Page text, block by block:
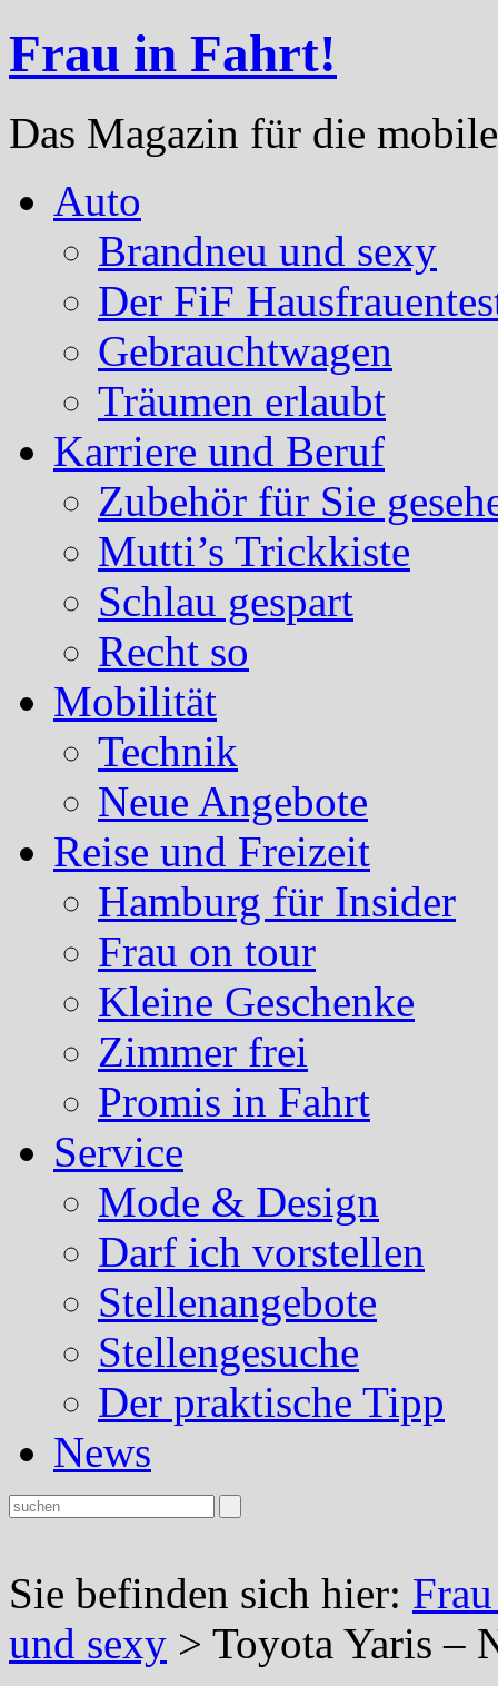
Frau in Fahrt!
Das Magazin für die
Auto
Brandneu und sexy
Der FiF
Gebrauchtwagen
Träumen erlaubt
Karriere und Beruf
Zubehör für Sie
Mutti’s Trickkiste
Schlau gespart
Recht so
Mobilität
Technik
Neue Angebote
Reise und Freizeit
Hamburg für Insider
Frau on tour
Kleine Geschenke
Zimmer frei
Promis in Fahrt
Service
Mode & Design
Darf ich vorstellen
Stellenangebote
Stellengesuche
Der praktische Tipp
News
Sie befinden sich hier:
und sexy > Toyota Yaris –